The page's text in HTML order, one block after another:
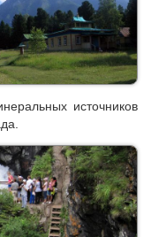
потухшего вулкана
поселке Аршан.